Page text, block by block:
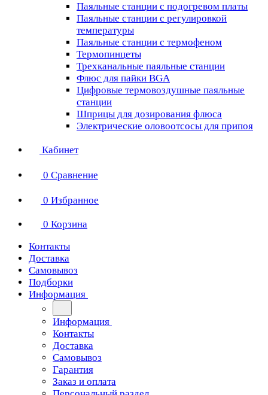
Паяльные станции с подогревом платы
Паяльные станции с регулировкой
температуры
Паяльные станции с термофеном
Термопинцеты
Трехканальные паяльные станции
Флюс для пайки BGA
Цифровые термовоздушные паяльные
станции
Шприцы для дозирования флюса
Электрические оловоотсосы для припоя
Кабинет
0 Сравнение
0 Избранное
0 Корзина
Контакты
Доставка
Самовывоз
Подборки
Информация
Информация
Контакты
Доставка
Самовывоз
Гарантия
Заказ и оплата